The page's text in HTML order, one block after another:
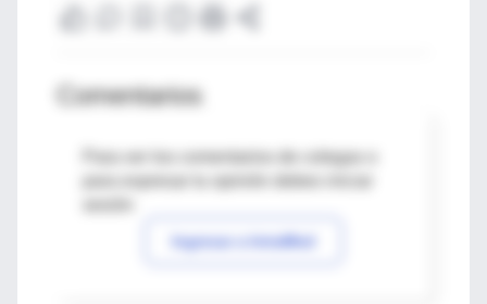
Comentarios
Para ver los comentarios de colegas o
Ingresar a IntraMed